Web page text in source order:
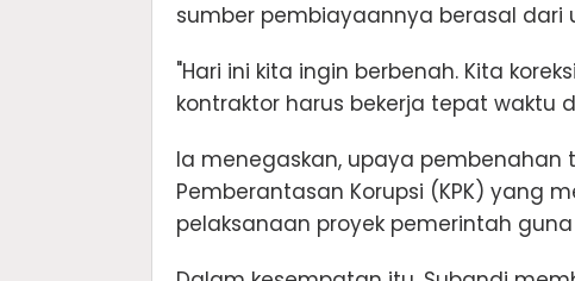
sumber pembiayaannya berasal dari
"Hari ini kita ingin berbenah. Kita
kontraktor harus bekerja tepat waktu
Ia menegaskan, upaya
Pemberantasan Korupsi (KPK) yang
pelaksanaan proyek pemerintah